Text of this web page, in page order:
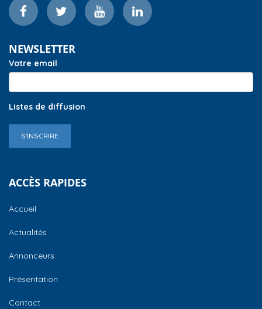
NEWSLETTER
Votre email
Listes de diffusion
S'INSCRIRE
ACCÈS RAPIDES
Accueil
Actualités
Annonceurs
Présentation
Contact